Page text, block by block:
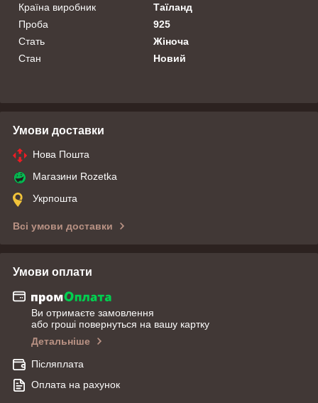
Країна виробник
Таїланд
Проба
925
Стать
Жіноча
Стан
Новий
Умови доставки
Нова Пошта
Магазини Rozetka
Укрпошта
Всі умови доставки
Умови оплати
Ви отримаєте замовлення
або гроші повернуться на вашу картку
Детальніше
Післяплата
Оплата на рахунок